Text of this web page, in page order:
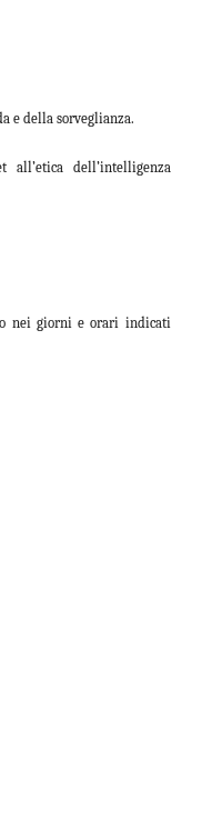
e della sorveglianza.
dell’intelligenza
nei giorni e orari indicati